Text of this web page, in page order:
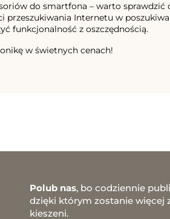
do smartfona – warto sprawdzić
przeszukiwania Internetu w
funkcjonalność z oszczędnością.
w świetnych cenach!
Polub nas, bo codziennie
dzięki którym zostanie więcej
kieszeni.